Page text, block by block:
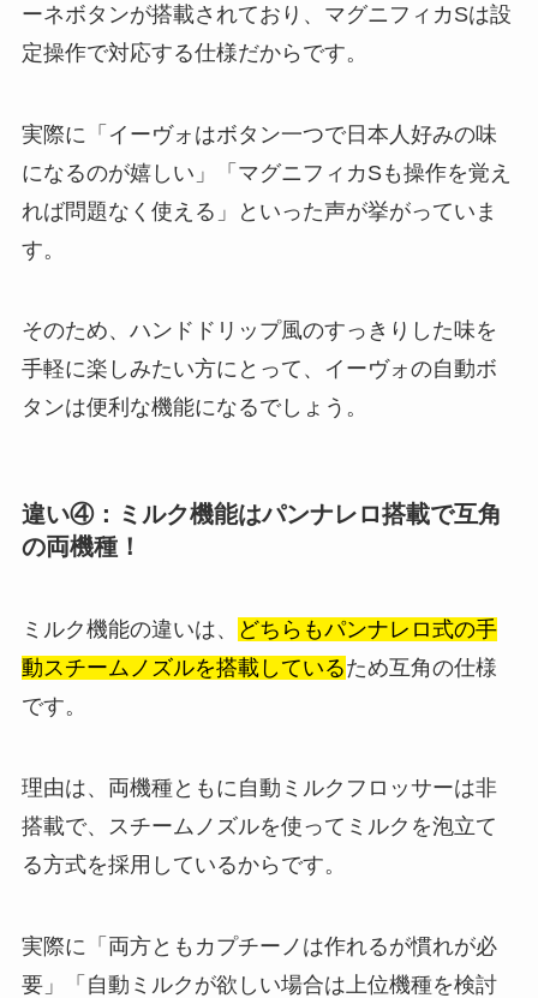
ーネボタンが搭載されており、マグニフィカSは設
定操作で対応する仕様だからです。
実際に「イーヴォはボタン一つで日本人好みの味
になるのが嬉しい」「マグニフィカSも操作を覚え
れば問題なく使える」といった声が挙がっていま
す。
そのため、ハンドドリップ風のすっきりした味を
手軽に楽しみたい方にとって、イーヴォの自動ボ
タンは便利な機能になるでしょう。
違い④：ミルク機能はパンナレロ搭載で互角
の両機種！
ミルク機能の違いは、
どちらもパンナレロ式の手
動スチームノズルを搭載しているため互角の仕様
です。
理由は、両機種ともに自動ミルクフロッサーは非
搭載で、スチームノズルを使ってミルクを泡立て
る方式を採用しているからです。
実際に「両方ともカプチーノは作れるが慣れが必
要」「自動ミルクが欲しい場合は上位機種を検討